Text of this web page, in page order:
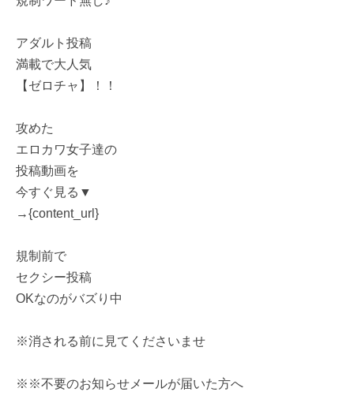
アダルト投稿
満載で大人気
【ゼロチャ】！！
攻めた
エロカワ女子達の
投稿動画を
今すぐ見る▼
→{content_url}
規制前で
セクシー投稿
OKなのがバズり中
※消される前に見てくださいませ
※※不要のお知らせメールが届いた方へ